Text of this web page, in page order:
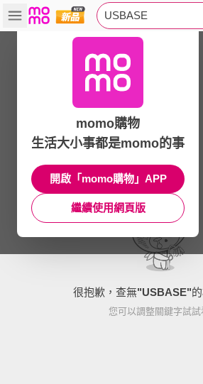
USBASE
很抱歉，查無"USBASE"
您可以調整關鍵字試試
momo購物
生活大小事都是momo的事
開啟「momo購物」APP
繼續使用網頁版